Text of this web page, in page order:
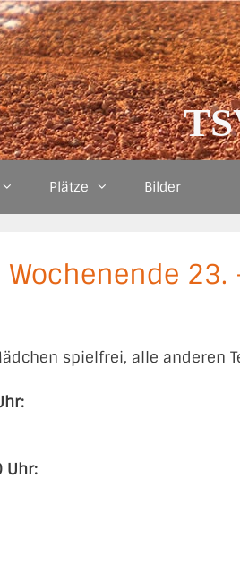
Plätze Bilder
23.
spielfrei, alle anderen
Uhr: